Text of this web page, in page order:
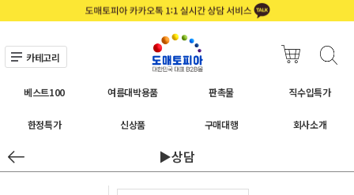
카테고리
베스트100 여름대박용품 판촉물 직수입특가
한정특가 신상품 구매대행 회사소개
▶상담